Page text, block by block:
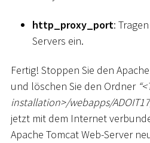
http_proxy_port:
Servers ein.
Fertig! Stoppen Sie den
und löschen Sie den Ordner “<
installation>/webapps/
jetzt mit dem Internet
Apache Tomcat Web-Server